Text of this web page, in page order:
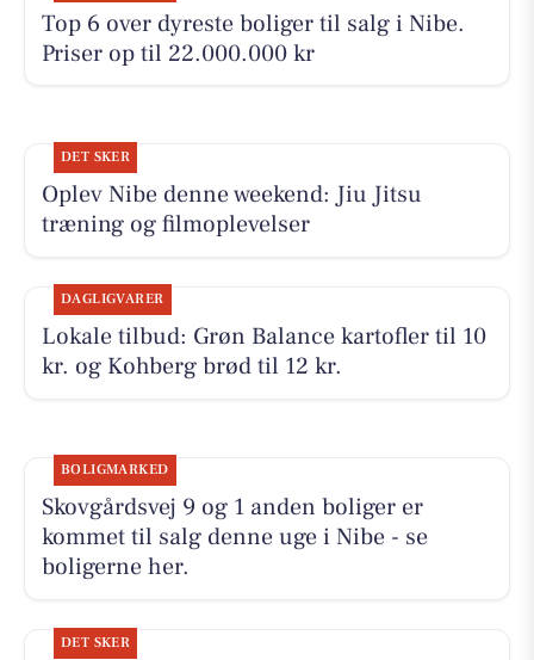
Top 6 over dyreste boliger til salg i Nibe.
Priser op til 22.000.000 kr
DET SKER
Oplev Nibe denne weekend: Jiu Jitsu
træning og filmoplevelser
DAGLIGVARER
Lokale tilbud: Grøn Balance kartofler til 10
kr. og Kohberg brød til 12 kr.
BOLIGMARKED
Skovgårdsvej 9 og 1 anden boliger er
kommet til salg denne uge i Nibe - se
boligerne her.
DET SKER